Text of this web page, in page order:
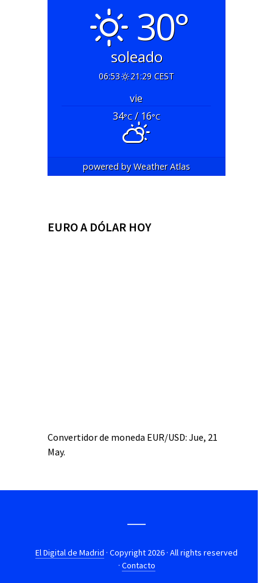
30°
soleado
06:53 21:29 CEST
vie
34°C/ 16°C
powered byWeather Atlas
EURO A DÓLAR HOY
Convertidor de moneda EUR/USD: Jue, 21
May.
El Digital de Madrid · Copyright 2026 · All rights reserved
· Contacto